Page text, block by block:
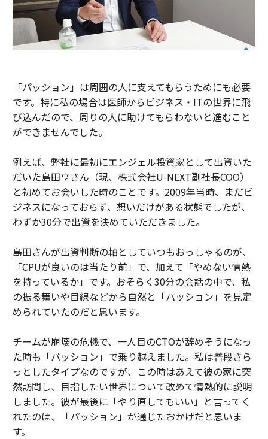
「パッション」は周囲の人に支えてもらうためにも必要
です。特に私の場合は医師からビジネス・ITの世界に飛
び込んだので、周りの人に助けてもらわないと進むこと
ができませんでした。
例えば、弊社に最初にエンジェル投資家として出資いた
だいた島田亨さん（現、株式会社U-NEXT副社長COO）
と初めてお会いした時のことです。2009年当時、まだビ
ジネスになっておらず、想いだけがある状態でしたが、
わずか30分で出資を決めていただきました。
島田さんが出資判断の軸としていつもおっしゃるのが、
「CPUが良いのは当たり前」で、加えて「やめない情熱
を持っているか」です。おそらく30分の会話の中で、私
の振る舞いや目線などから自然と「パッション」を見定
められていたのだと思います。
チームが崩壊の危機で、一人目のCTOが辞めそうになっ
た時も「パッション」で乗り越えました。私は普段さら
っとしたタイプなのですが、この時はあえて彼の家に突
然訪問し、目指したい世界について改めて情熱的に説明
しました。彼が最後に「やり直してもいい」と言ってく
れたのは、「パッション」が通じたおかげだと思いま
す。